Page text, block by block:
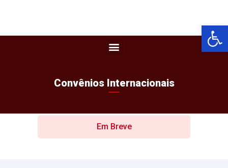
Barra de
Convênios Internacionais
Em Breve